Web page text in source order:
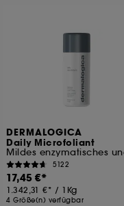
DERMALOGICA
Daily Microfoliant
5122
17,45 €
1.342,31 € / 1Kg
4 Größe(n) verfügbar